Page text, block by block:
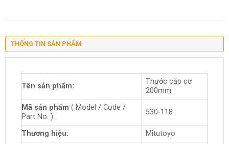
THÔNG TIN SẢN PHẨM
Tên sản phẩm:
Thước cặp cơ
200mm
Mã sản phẩm ( Model / Code /
Part No. ):
530-118
Thương hiệu:
Mitutoyo